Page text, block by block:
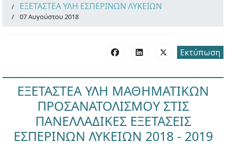
ΕΞΕΤΑΣΤΕΑ ΥΛΗ ΕΣΠΕΡΙΝΩΝ ΛΥΚΕΙΩΝ
07 Αυγούστου 2018
Εκτύπωση
ΕΞΕΤΑΣΤΕΑ ΥΛΗ ΜΑΘΗΜΑΤΙΚΩΝ
ΠΡΟΣΑΝΑΤΟΛΙΣΜΟΥ ΣΤΙΣ
ΠΑΝΕΛΛΑΔΙΚΕΣ ΕΞΕΤΑΣΕΙΣ
ΕΣΠΕΡΙΝΩΝ ΛΥΚΕΙΩΝ 2018 - 2019